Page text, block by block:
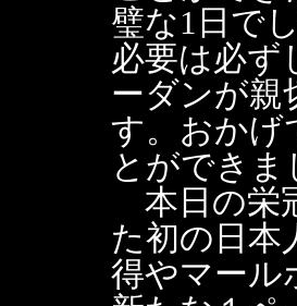
璧な1日で
必要は必ず
ーダンが親
す。おかげ
とができま
本日の栄
た初の日本
得やマール